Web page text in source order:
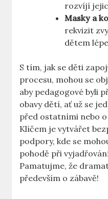
rozvíjí
Masky a
rekvizit
dětem
S tím, jak se děti
procesu, mohou se
aby pedagogové byli
obavy dětí, ať už se
před ostatními nebo
Klíčem je vytvářet
podpory, kde se
pohodě při
Pamatujme, že
především o zábavě!